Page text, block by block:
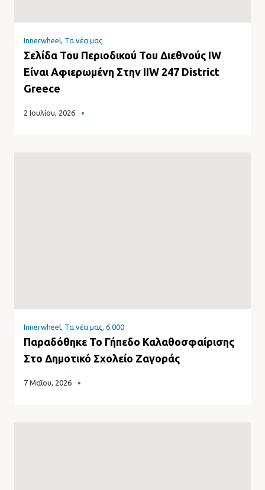
Innerwheel, Τα νέα μας
Σελίδα Του Περιοδικού Του Διεθνούς IW
Είναι Αφιερωμένη Στην IIW 247 District
Greece
2 Ιουλίου, 2026
Innerwheel, Τα νέα μας, 6.000
Παραδόθηκε Το Γήπεδο Καλαθοσφαίρισης
Στο Δημοτικό Σχολείο Ζαγοράς
7 Μαΐου, 2026